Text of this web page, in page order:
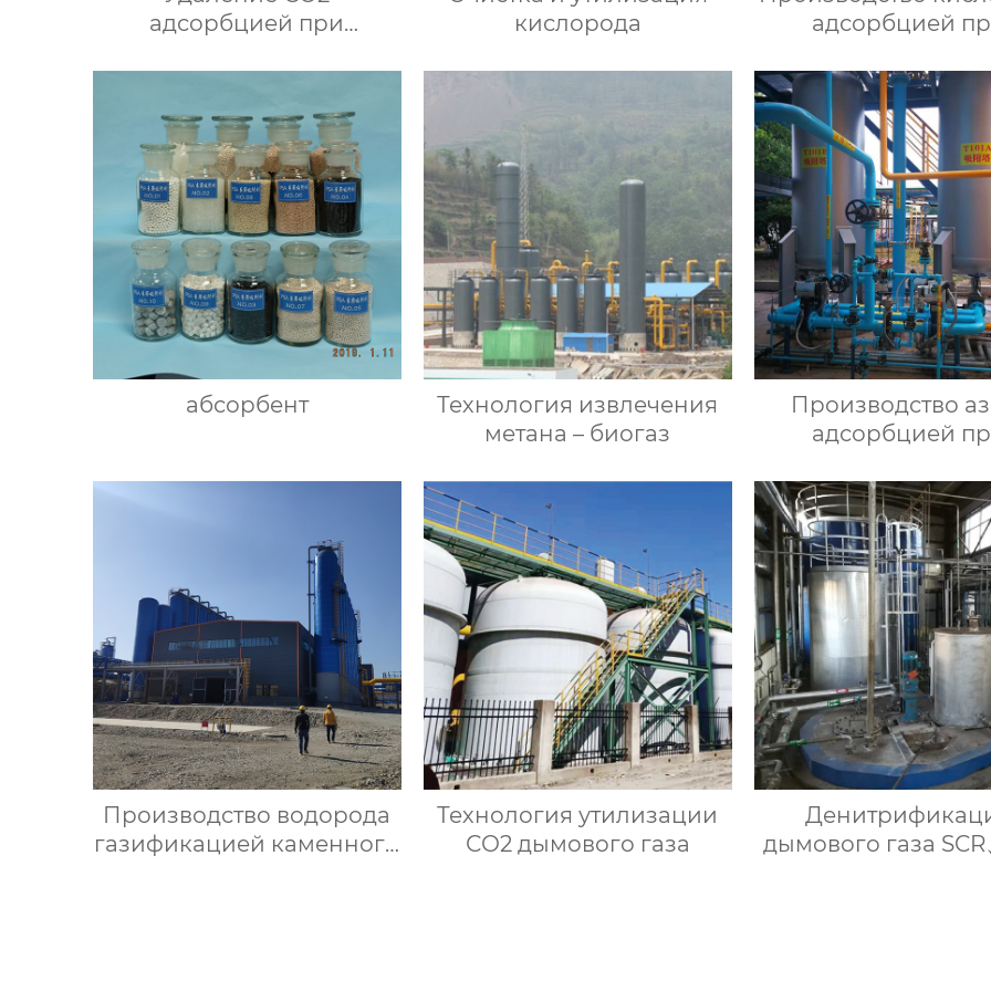
адсорбцией при
кислорода
адсорбцией
абсорбент
Технология извлечения
метана – биогаз
Производство
адсорбцией
Производство водорода
газификацией каменного
Технология утилизации
СО2 дымового газа
дымового газа SCR